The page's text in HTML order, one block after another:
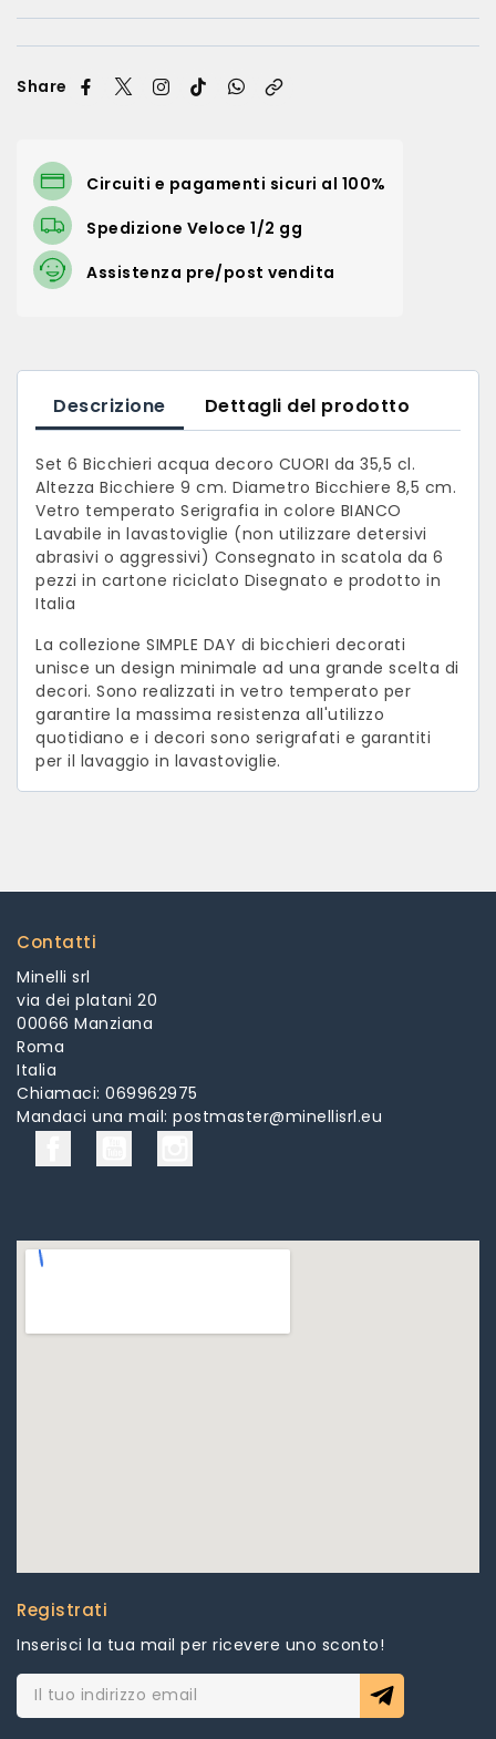
Share
Circuiti e pagamenti sicuri al 100%
Spedizione Veloce 1/2 gg
Assistenza pre/post vendita
Descrizione Dettagli del prodotto
Set 6 Bicchieri acqua decoro CUORI da 35,5 cl.
Altezza Bicchiere 9 cm. Diametro Bicchiere 8,5 cm.
Vetro temperato Serigrafia in colore BIANCO
Lavabile in lavastoviglie (non utilizzare detersivi
abrasivi o aggressivi) Consegnato in scatola da 6
pezzi in cartone riciclato Disegnato e prodotto in
Italia
La collezione SIMPLE DAY di bicchieri decorati
unisce un design minimale ad una grande scelta di
decori. Sono realizzati in vetro temperato per
garantire la massima resistenza all'utilizzo
quotidiano e i decori sono serigrafati e garantiti
per il lavaggio in lavastoviglie.
Contatti
Minelli srl
via dei platani 20
00066 Manziana
Roma
Italia
Chiamaci: 069962975
Mandaci una mail: postmaster@minellisrl.eu
Registrati
Inserisci la tua mail per ricevere uno sconto!